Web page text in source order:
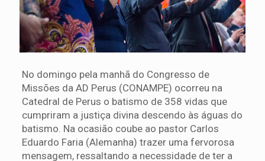
No domingo pela manhã do Congresso de
Missões da AD Perus (CONAMPE) ocorreu na
Catedral de Perus o batismo de 358 vidas que
cumpriram a justiça divina descendo às águas do
batismo. Na ocasião coube ao pastor Carlos
Eduardo Faria (Alemanha) trazer uma fervorosa
mensagem, ressaltando a necessidade de ter a